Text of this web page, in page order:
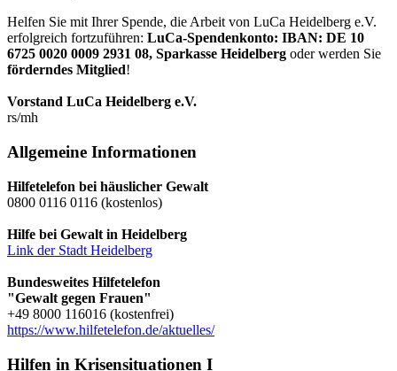
Helfen Sie mit Ihrer Spende, die Arbeit von LuCa Heidelberg e.V.
erfolgreich fortzuführen: LuCa-Spendenkonto: IBAN: DE 10
6725 0020 0009 2931 08, Sparkasse Heidelberg oder werden Sie
förderndes Mitglied!
Vorstand LuCa Heidelberg e.V.
rs/mh
Allgemeine Informationen
Hilfetelefon bei häuslicher Gewalt
0800 0116 0116 (kostenlos)
Hilfe bei Gewalt in Heidelberg
Link der Stadt Heidelberg
Bundesweites Hilfetelefon
"Gewalt gegen Frauen"
+49 8000 116016 (kostenfrei)
https://www.hilfetelefon.de/aktuelles/
Hilfen in Krisensituationen I